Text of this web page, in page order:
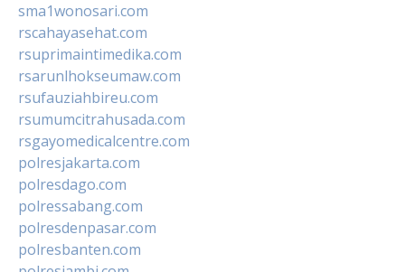
sma1wonosari.com
rscahayasehat.com
rsuprimaintimedika.com
rsarunlhokseumaw.com
rsufauziahbireu.com
rsumumcitrahusada.com
rsgayomedicalcentre.com
polresjakarta.com
polresdago.com
polressabang.com
polresdenpasar.com
polresbanten.com